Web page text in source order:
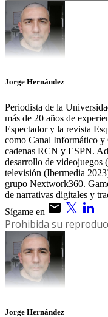
Jorge Hernández
Periodista de la
más de 20 años de
Espectador y la revista
como Canal Informático y
cadenas RCN y ESPN.
desarrollo de
televisión (Ibermedia
grupo Nextwork360.
de narrativas digitales y
Sígame en
Prohibida su
Jorge Hernández